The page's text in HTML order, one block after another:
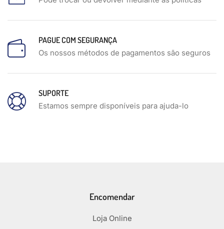
PAGUE COM SEGURANÇA
Os nossos métodos de pagamentos são seguros
SUPORTE
Estamos sempre disponíveis para ajuda-lo
Encomendar
Loja Online